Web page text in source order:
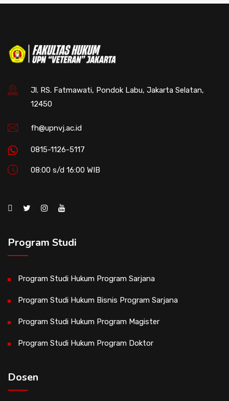
Jl. RS. Fatmawati, Pondok Labu, Jakarta Selatan,
12450
fh@upnvj.ac.id
0815-1126-5117
08:00 s/d 16:00 WIB
Program Studi
Program Studi Hukum Program Sarjana
Program Studi Hukum Bisnis Program Sarjana
Program Studi Hukum Program Magister
Program Studi Hukum Program Doktor
Dosen